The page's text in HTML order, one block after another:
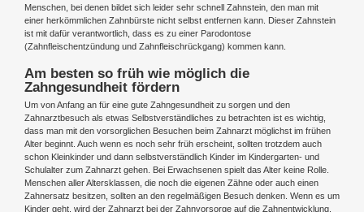
Menschen, bei denen bildet sich leider sehr schnell Zahnstein, den man mit
einer herkömmlichen Zahnbürste nicht selbst entfernen kann. Dieser Zahnstein
ist mit dafür verantwortlich, dass es zu einer Parodontose
(Zahnfleischentzündung und Zahnfleischrückgang) kommen kann.
Am besten so früh wie möglich die
Zahngesundheit fördern
Um von Anfang an für eine gute Zahngesundheit zu sorgen und den
Zahnarztbesuch als etwas Selbstverständliches zu betrachten ist es wichtig,
dass man mit den vorsorglichen Besuchen beim Zahnarzt möglichst im frühen
Alter beginnt. Auch wenn es noch sehr früh erscheint, sollten trotzdem auch
schon Kleinkinder und dann selbstverständlich Kinder im Kindergarten- und
Schulalter zum Zahnarzt gehen. Bei Erwachsenen spielt das Alter keine Rolle.
Menschen aller Altersklassen, die noch die eigenen Zähne oder auch einen
Zahnersatz besitzen, sollten an den regelmäßigen Besuch denken. Wenn es um
Kinder geht, wird der Zahnarzt bei der Zahnvorsorge auf die Zahnentwicklung,